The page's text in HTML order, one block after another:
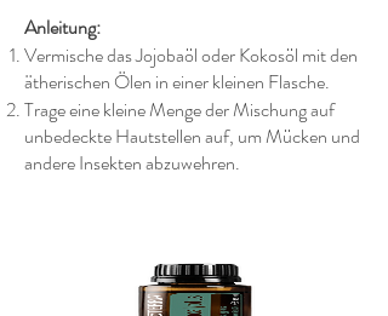
Anleitung:
Vermische das Jojobaöl oder Kokosöl mit den
ätherischen Ölen in einer kleinen Flasche.
Trage eine kleine Menge der Mischung auf
unbedeckte Hautstellen auf, um Mücken und
andere Insekten abzuwehren.